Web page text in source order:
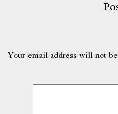
Your email address will not